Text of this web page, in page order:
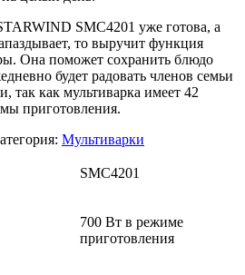
SMC4201 уже готова, а
то выручит функция
Она поможет сохранить блюдо
будет радовать членов семьи
так как мультиварка имеет 42
приготовления.
Мультиварки
SMC4201
700 Вт в режиме
приготовления